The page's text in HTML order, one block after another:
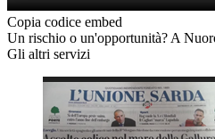
Copia codice embed
Un rischio o un'opportunità? A
Gli altri servizi